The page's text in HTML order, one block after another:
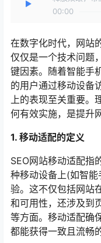
00:00
在数字化时代，网
仅仅是一个技术问题
键因素。随着智能手
的用户通过移动设备
上的表现至关重要。
何有效实施，是提升
1. 移动适配的定义
SEO网站移动适配指
种移动设备上(如智
验。这不仅包括网站
和可用性，还涉及到
等方面。移动适配确
都能获得一致且流畅